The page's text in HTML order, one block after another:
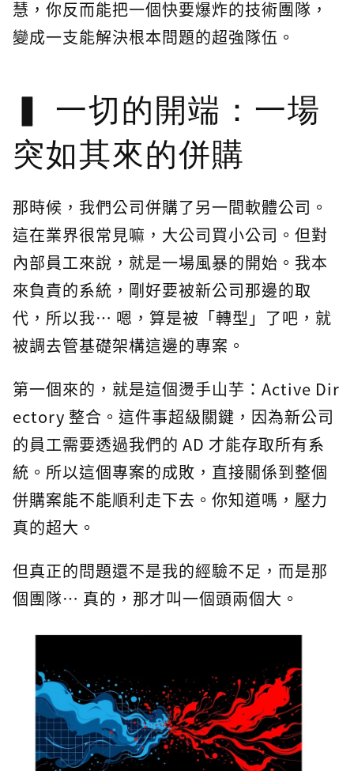
慧，你反而能把一個快要爆炸的技術團隊，
變成一支能解決根本問題的超強隊伍。
一切的開端：一場
突如其來的併購
那時候，我們公司併購了另一間軟體公司。
這在業界很常見嘛，大公司買小公司。但對
內部員工來說，就是一場風暴的開始。我本
來負責的系統，剛好要被新公司那邊的取
代，所以我… 嗯，算是被「轉型」了吧，就
被調去管基礎架構這邊的專案。
第一個來的，就是這個燙手山芋：Active Dir
ectory 整合。這件事超級關鍵，因為新公司
的員工需要透過我們的 AD 才能存取所有系
統。所以這個專案的成敗，直接關係到整個
併購案能不能順利走下去。你知道嗎，壓力
真的超大。
但真正的問題還不是我的經驗不足，而是那
個團隊… 真的，那才叫一個頭兩個大。